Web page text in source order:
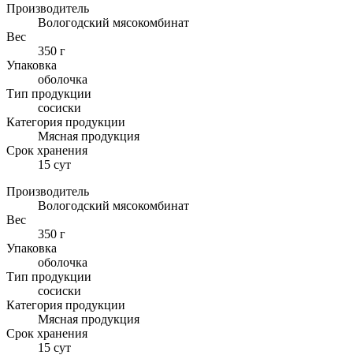
Производитель
Вологодский мясокомбинат
Вес
350 г
Упаковка
оболочка
Тип продукции
сосиски
Категория продукции
Мясная продукция
Cрок хранения
15 сут
Производитель
Вологодский мясокомбинат
Вес
350 г
Упаковка
оболочка
Тип продукции
сосиски
Категория продукции
Мясная продукция
Cрок хранения
15 сут